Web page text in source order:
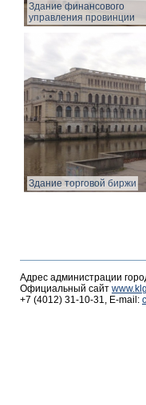
Здание финансового
управления провинции
Здание торговой биржи
Адрес администрации
Официальный сайт
+7 (4012) 31-10-31, E-mail: